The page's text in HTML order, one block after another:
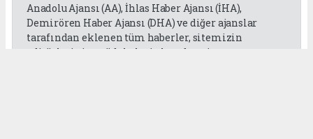
Anadolu Ajansı (AA), İhlas Haber Ajansı (İHA),
Demirören Haber Ajansı (DHA) ve diğer ajanslar
tarafından eklenen tüm haberler, sitemizin
editörlerinin müdahalesi olmadan ajans